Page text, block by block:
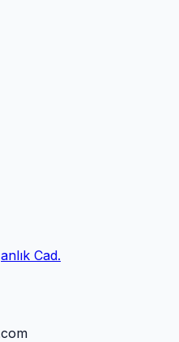
Cad.